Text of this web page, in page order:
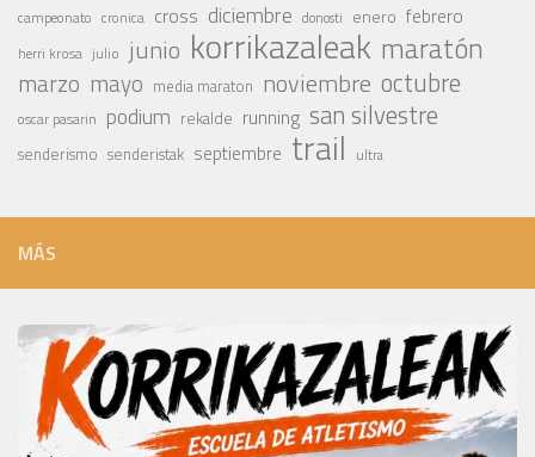
campeonato cronica cross diciembre donosti enero febrero
herri krosa julio junio korrikazaleak maratón
marzo mayo media maraton noviembre octubre
oscar pasarin podium rekalde running san silvestre
senderismo senderistak septiembre trail ultra
MÁS